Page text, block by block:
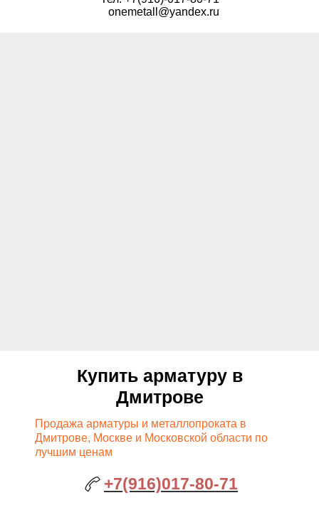
onemetall@yandex.ru
Купить арматуру в
Дмитрове
Продажа арматуры и металлопроката в
Дмитрове, Москве и Московской области по
лучшим ценам
+7(916)017-80-71